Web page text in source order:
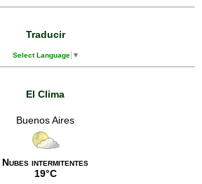
Traducir
Select Language ▼
El Clima
Buenos Aires
Nubes intermitentes
19°C